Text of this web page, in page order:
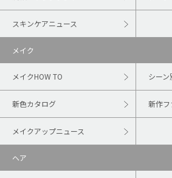
スキンケアニュース
メイク
メイクHOW TO シーン
新色カタログ 新作フ
メイクアップニュース
ヘア